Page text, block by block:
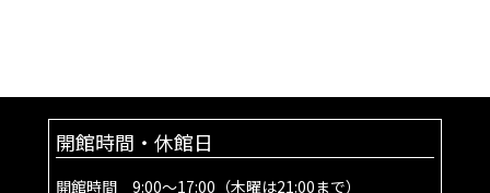
開館時間・休館日
開館時間 9:00～17:00（木曜は21:00まで）